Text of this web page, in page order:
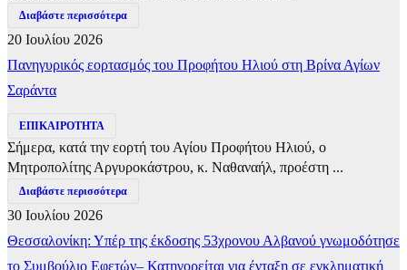
Διαβάστε περισσότερα
20 Ιουλίου 2026
Πανηγυρικός εορτασμός του Προφήτου Ηλιού στη Βρίνα Αγίων
Σαράντα
ΕΠΙΚΑΙΡΟΤΗΤΑ
Σήμερα, κατά την εορτή του Αγίου Προφήτου Ηλιού, ο
Μητροπολίτης Αργυροκάστρου, κ. Ναθαναήλ, προέστη ...
Διαβάστε περισσότερα
30 Ιουλίου 2026
Θεσσαλονίκη: Υπέρ της έκδοσης 53χρονου Αλβανού γνωμοδότησε
το Συμβούλιο Εφετών– Κατηγορείται για ένταξη σε εγκληματική